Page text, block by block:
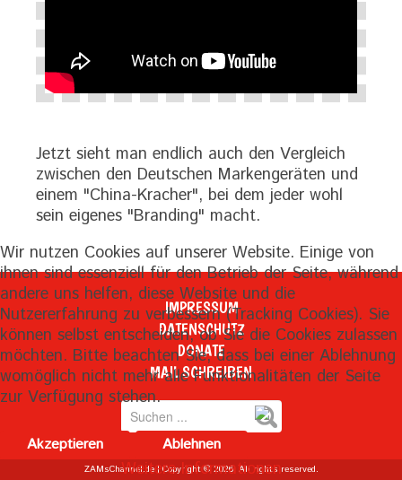
Jetzt sieht man endlich auch den Vergleich
zwischen den Deutschen Markengeräten und
einem "China-Kracher", bei dem jeder wohl
sein eigenes "Branding" macht.
IMPRESSUM
DATENSCHUTZ
DONATE
MAIL SCHREIBEN
Suchen
...
ZAMsChannel.de | Copyright © 2026. All rights reserved.
Wir nutzen Cookies auf unserer Website. Einige von
ihnen sind essenziell für den Betrieb der Seite, während
andere uns helfen, diese Website und die
Nutzererfahrung zu verbessern (Tracking Cookies). Sie
können selbst entscheiden, ob Sie die Cookies zulassen
möchten. Bitte beachten Sie, dass bei einer Ablehnung
womöglich nicht mehr alle Funktionalitäten der Seite
zur Verfügung stehen.
Akzeptieren Ablehnen
Weitere Informationen